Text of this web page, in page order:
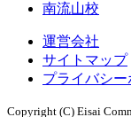
南流山校
運営会社
サイトマップ
プライバシー
Copyright (C) Eisai